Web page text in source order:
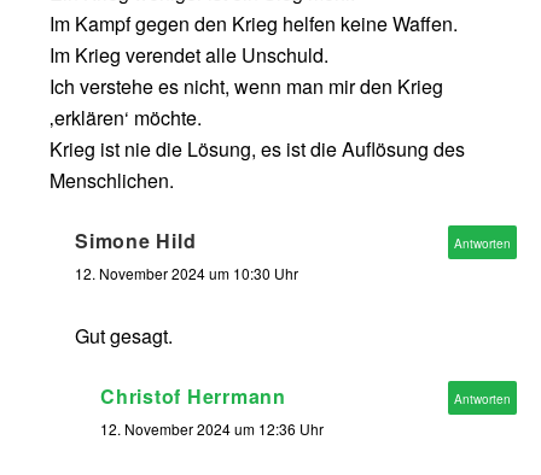
Im Kampf gegen den Krieg helfen keine Waffen.
Im Krieg verendet alle Unschuld.
Ich verstehe es nicht, wenn man mir den Krieg
‚erklären‘ möchte.
Krieg ist nie die Lösung, es ist die Auflösung des
Menschlichen.
Simone Hild
12. November 2024 um 10:30 Uhr
Gut gesagt.
Antworten
Christof Herrmann
12. November 2024 um 12:36 Uhr
Antworten